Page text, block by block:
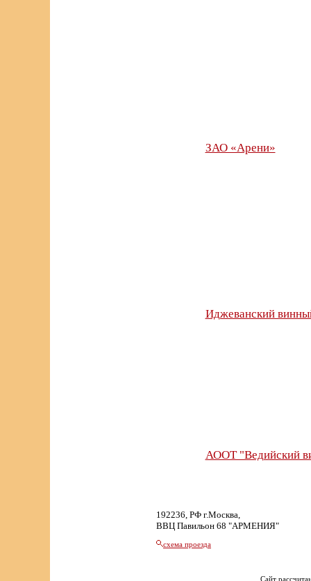
ЗАО «Арени»
Иджеванский
АООТ "Ведийский
192236, РФ г.Москва,
ВВЦ Павильон 68 "АРМЕНИЯ"
схема проезда
Сайт